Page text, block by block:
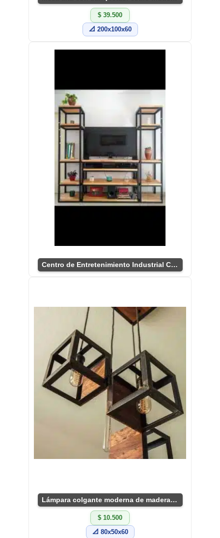
$ 39.500
📐 200x100x60
Centro de Entretenimiento Industrial Chic
Lámpara colgante moderna de madera y metal
$ 10.500
📐 80x50x60